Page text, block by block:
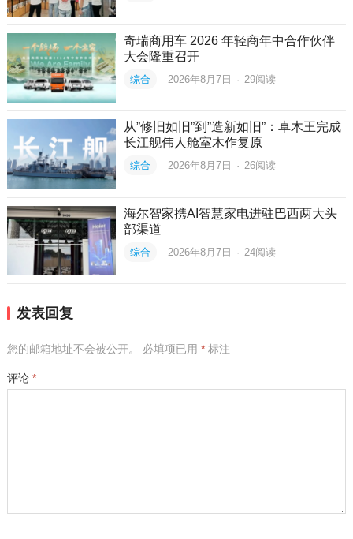
奇瑞商用车 2026 年轻商年中合作伙伴
大会隆重召开
综合 2026年8月7日 · 29阅读
从”修旧如旧”到”造新如旧”：卓木王完成
长江舰伟人舱室木作复原
综合 2026年8月7日 · 26阅读
海尔智家携AI智慧家电进驻巴西两大头
部渠道
综合 2026年8月7日 · 24阅读
发表回复
您的邮箱地址不会被公开。 必填项已用 *标注
评论 *